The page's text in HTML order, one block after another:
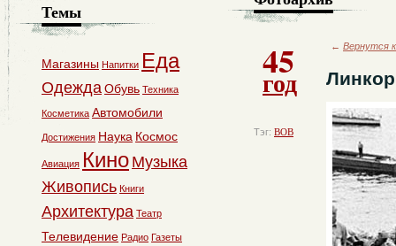
45
год
Тэг: ВОВ
← Вернутся
Темы
Магазины Напитки Еда
ОдеждаОбувь Техника
Косметика Автомобили
Достижения Наука Космос
Авиация Кино Музыка
Живопись Книги
Архитектура Театр
Телевидение Радио Газеты